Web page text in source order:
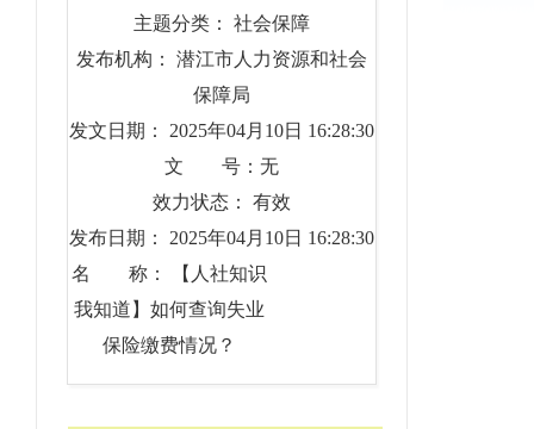
主题分类： 社会保障
发布机构： 潜江市人力资源和社会
保障局
发文日期： 2025年04月10日 16:28:30
文 号：无
效力状态： 有效
发布日期： 2025年04月10日 16:28:30
名 称： 【人社知识
我知道】如何查询失业
保险缴费情况？